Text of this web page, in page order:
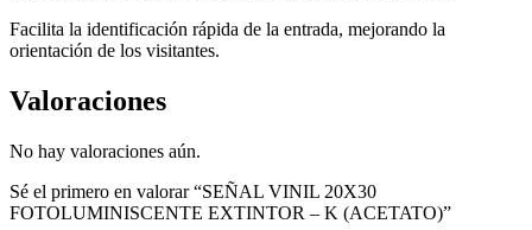
Facilita la identificación rápida de la entrada, mejorando la
orientación de los visitantes.
Valoraciones
No hay valoraciones aún.
Sé el primero en valorar “SEÑAL VINIL 20X30
FOTOLUMINISCENTE EXTINTOR – K (ACETATO)”